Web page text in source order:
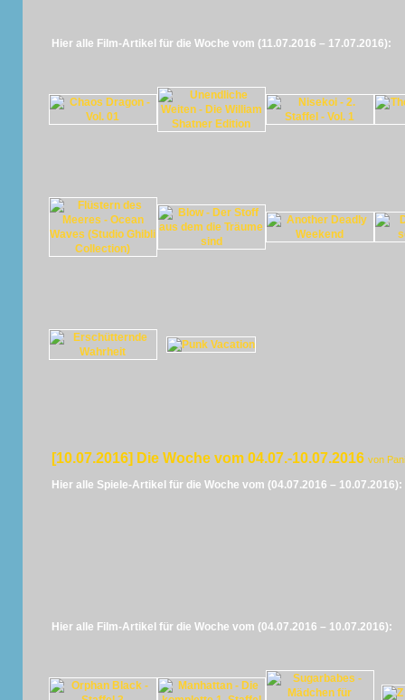
Hier alle Film-Artikel für die Woche vom (11.07.2016 – 17.07.2016):
[10.07.2016] Die Woche vom 04.07.-10.07.2016 von
Hier alle Spiele-Artikel für die Woche vom (04.07.2016 – 10.07.2016):
Hier alle Film-Artikel für die Woche vom (04.07.2016 – 10.07.2016):